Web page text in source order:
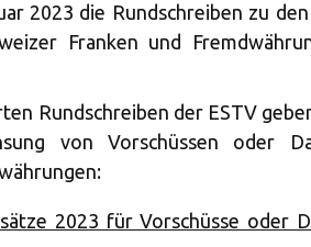
2023 die Rundschreiben zu
Franken und
Rundschreiben der ESTV
von Vorschüssen oder
2023 für Vorschüsse oder